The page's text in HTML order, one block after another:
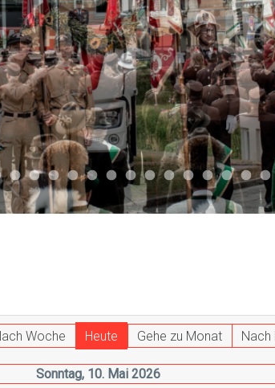
042
Aktuell 035
Aktuell 031
Aktuell 032
Aktuell 033
Aktuell 029
Aktuell 027
Aktuell 026
Start 013Aktuell 024
Aktuell 019
Auto 010Start 010
Start 002
Auto
Woche Heute Gehe zu Monat Nach
Sonntag, 10. Mai 2026